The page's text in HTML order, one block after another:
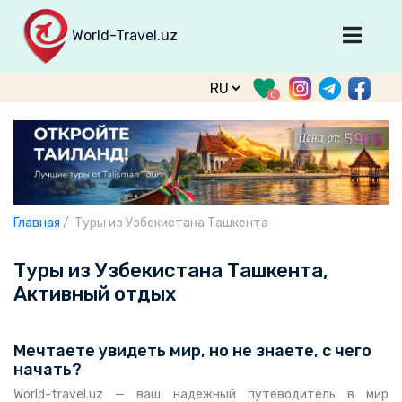
World-Travel.uz
Главная
Направления
Туры
Тур. фирмы
Табло прилета
О проекте
Зарегистрироваться
0
Главная / Туры из Узбекистана Ташкента
Туры из Узбекистана Ташкента,
Активный отдых
Мечтаете увидеть мир, но не знаете, с чего
начать?
World-travel.uz — ваш надежный путеводитель в мир